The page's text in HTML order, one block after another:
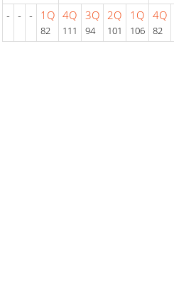
- - - 1Q
82
4Q
111
3Q
94
2Q
101
1Q
106
4Q
82